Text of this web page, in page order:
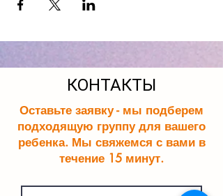
КОНТАКТЫ
Оставьте заявку - мы подберем
подходящую группу для вашего
ребенка. Мы свяжемся с вами в
течение 15 минут.